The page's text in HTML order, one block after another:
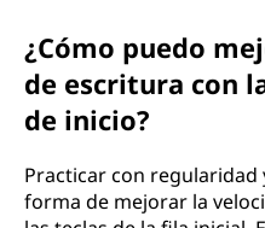
¿Cómo puedo
de escritura con
de inicio?
Practicar con regularidad
forma de mejorar la